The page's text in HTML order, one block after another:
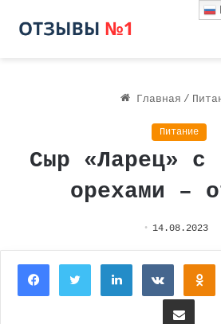
Главная /
Питание
Сыр «Ларец» с
орехами –
14.08.2023
FacebookTwitterLinkedIn
Поделиться через